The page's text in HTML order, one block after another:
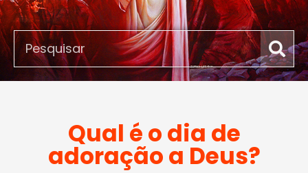
Qual é o dia de
adoração a Deus?